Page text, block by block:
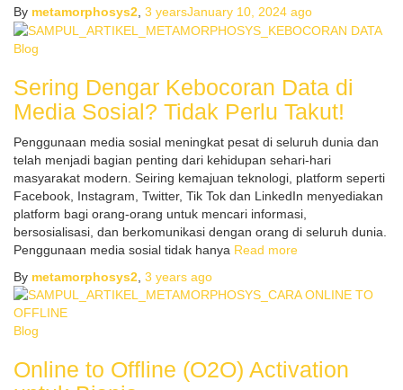
By metamorphosys2 3 yearsJanuary 10, 2024 ago
Blog
Sering Dengar Kebocoran Data di
Media Sosial? Tidak Perlu Takut!
Penggunaan media sosial meningkat pesat di seluruh dunia dan
telah menjadi bagian penting dari kehidupan sehari-hari
masyarakat modern. Seiring kemajuan teknologi, platform seperti
Facebook, Instagram, Twitter, Tik Tok dan LinkedIn menyediakan
platform bagi orang-orang untuk mencari informasi,
bersosialisasi, dan berkomunikasi dengan orang di seluruh dunia.
Penggunaan media sosial tidak hanya Read more
By metamorphosys2 3 years ago
Blog
Online to Offline (O2O) Activation